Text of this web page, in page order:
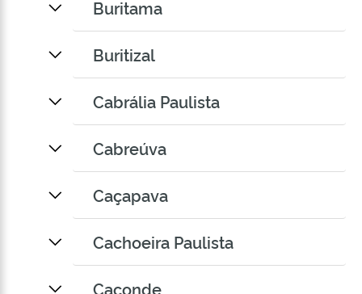
Buritama
Buritizal
Cabrália Paulista
Cabreúva
Caçapava
Cachoeira Paulista
Caconde